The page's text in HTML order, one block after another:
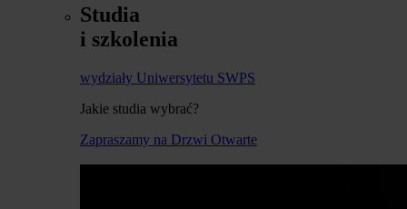
Studia
i szkolenia
wydziały Uniwersytetu SWPS
Jakie studia wybrać?
Zapraszamy na Drzwi Otwarte